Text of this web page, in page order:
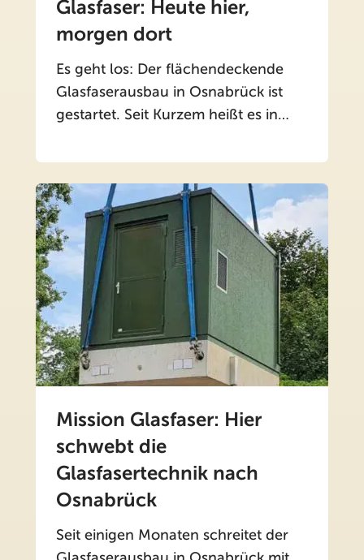
Glasfaser: Heute hier,
morgen dort
Es geht los: Der flächendeckende
Glasfaserausbau in Osnabrück ist
gestartet. Seit Kurzem heißt es in…
Mission Glasfaser: Hier
schwebt die
Glasfasertechnik nach
Osnabrück
Seit einigen Monaten schreitet der